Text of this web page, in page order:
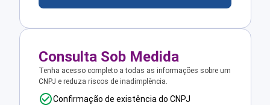
Consulta Sob Medida
Tenha acesso completo a todas as informações sobre um
CNPJ e reduza riscos de inadimplência.
Confirmação de existência do CNPJ